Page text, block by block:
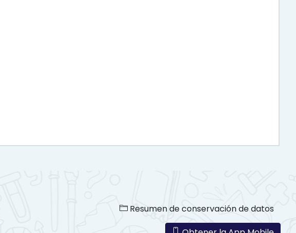
Resumen de conservación de datos